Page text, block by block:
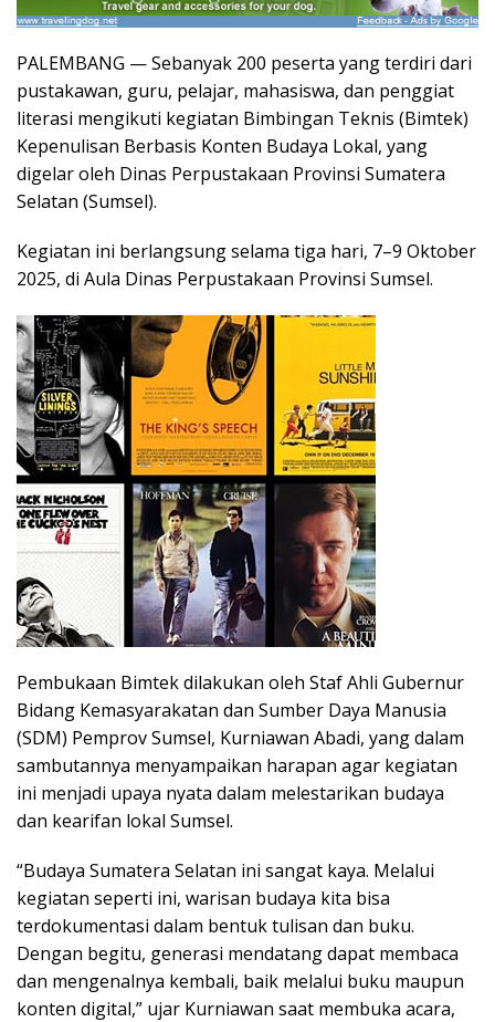
PALEMBANG — Sebanyak 200 peserta yang terdiri dari
pustakawan, guru, pelajar, mahasiswa, dan penggiat
literasi mengikuti kegiatan Bimbingan Teknis (Bimtek)
Kepenulisan Berbasis Konten Budaya Lokal, yang
digelar oleh Dinas Perpustakaan Provinsi Sumatera
Selatan (Sumsel).
Kegiatan ini berlangsung selama tiga hari, 7–9 Oktober
2025, di Aula Dinas Perpustakaan Provinsi Sumsel.
Pembukaan Bimtek dilakukan oleh Staf Ahli Gubernur
Bidang Kemasyarakatan dan Sumber Daya Manusia
(SDM) Pemprov Sumsel, Kurniawan Abadi, yang dalam
sambutannya menyampaikan harapan agar kegiatan
ini menjadi upaya nyata dalam melestarikan budaya
dan kearifan lokal Sumsel.
“Budaya Sumatera Selatan ini sangat kaya. Melalui
kegiatan seperti ini, warisan budaya kita bisa
terdokumentasi dalam bentuk tulisan dan buku.
Dengan begitu, generasi mendatang dapat membaca
dan mengenalnya kembali, baik melalui buku maupun
konten digital,” ujar Kurniawan saat membuka acara,